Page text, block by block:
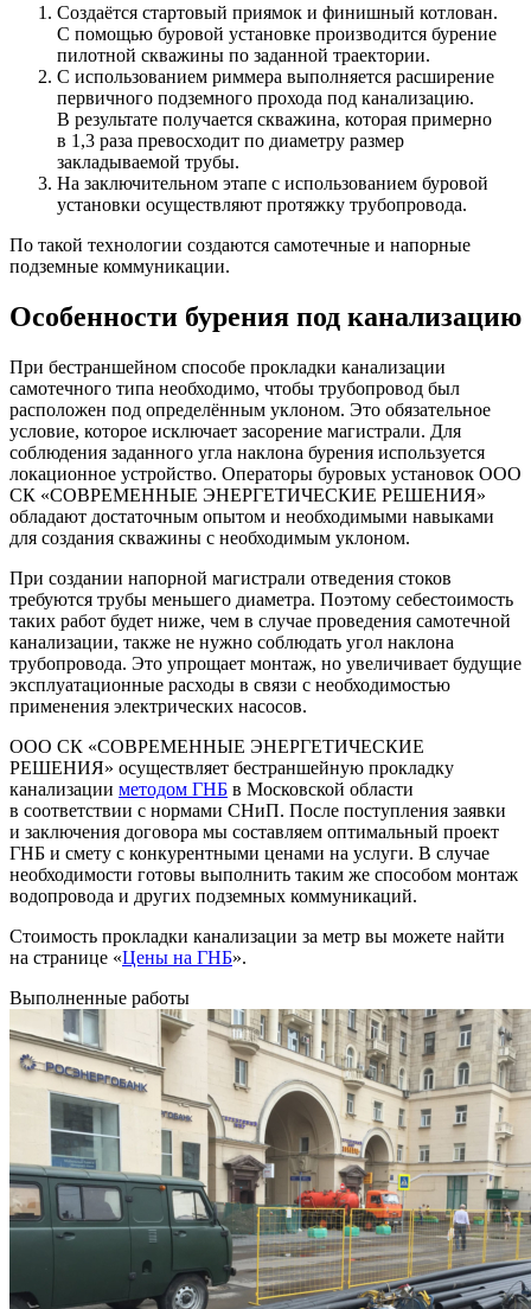
Создаётся стартовый приямок и финишный котлован.
С помощью буровой установке производится бурение
пилотной скважины по заданной траектории.
С использованием риммера выполняется расширение
первичного подземного прохода под канализацию.
В результате получается скважина, которая примерно
в 1,3 раза превосходит по диаметру размер
закладываемой трубы.
На заключительном этапе с использованием буровой
установки осуществляют протяжку трубопровода.
По такой технологии создаются самотечные и напорные
подземные коммуникации.
Особенности бурения под канализацию
При бестраншейном способе прокладки канализации
самотечного типа необходимо, чтобы трубопровод был
расположен под определённым уклоном. Это обязательное
условие, которое исключает засорение магистрали. Для
соблюдения заданного угла наклона бурения используется
локационное устройство. Операторы буровых установок ООО
СК «СОВРЕМЕННЫЕ ЭНЕРГЕТИЧЕСКИЕ РЕШЕНИЯ»
обладают достаточным опытом и необходимыми навыками
для создания скважины с необходимым уклоном.
При создании напорной магистрали отведения стоков
требуются трубы меньшего диаметра. Поэтому себестоимость
таких работ будет ниже, чем в случае проведения самотечной
канализации, также не нужно соблюдать угол наклона
трубопровода. Это упрощает монтаж, но увеличивает будущие
эксплуатационные расходы в связи с необходимостью
применения электрических насосов.
ООО СК «СОВРЕМЕННЫЕ ЭНЕРГЕТИЧЕСКИЕ
РЕШЕНИЯ» осуществляет бестраншейную прокладку
канализации методом ГНБ в Московской области
в соответствии с нормами СНиП. После поступления заявки
и заключения договора мы составляем оптимальный проект
ГНБ и смету с конкурентными ценами на услуги. В случае
необходимости готовы выполнить таким же способом монтаж
водопровода и других подземных коммуникаций.
Стоимость прокладки канализации за метр вы можете найти
на странице «Цены на ГНБ».
Выполненные работы